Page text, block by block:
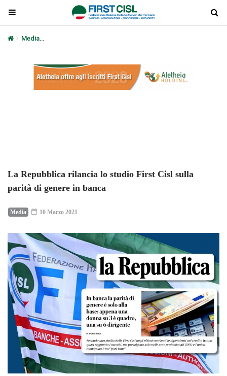
Media
La Repubblica rilancia lo studio First Cisl sulla
parità di genere in banca
Media 10 Marzo 2021